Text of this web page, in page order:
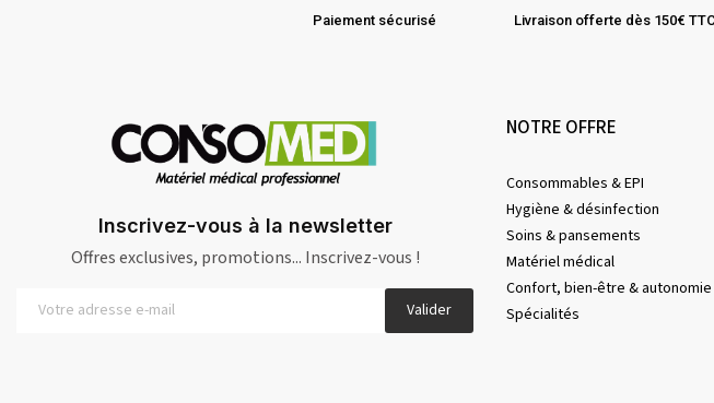
Paiement sécurisé Livraison offerte dès 150€
Inscrivez-vous à la newsletter
Offres exclusives, promotions... Inscrivez-vous !
Valider
NOTRE OFFRE
Consommables & EPI
Hygiène & désinfection
Soins & pansements
Matériel médical
Confort, bien-être & autonomie
Spécialités